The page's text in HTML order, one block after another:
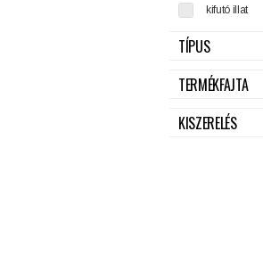
kifutó illat
TÍPUS
TERMÉKFAJTA
KISZERELÉS